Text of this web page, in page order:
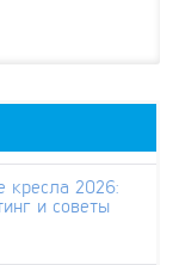
2026:
и советы